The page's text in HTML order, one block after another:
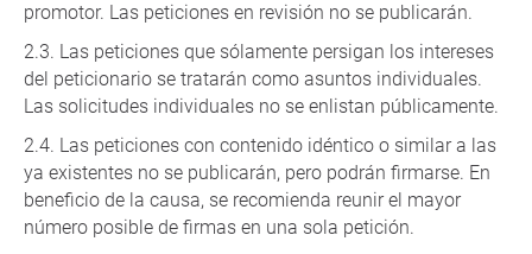
promotor. Las peticiones en revisión no se publicarán.
Las peticiones que sólamente persigan los intereses
del peticionario se tratarán como asuntos individuales.
Las solicitudes individuales no se enlistan públicamente.
Las peticiones con contenido idéntico o similar a las
ya existentes no se publicarán, pero podrán firmarse. En
beneficio de la causa, se recomienda reunir el mayor
número posible de firmas en una sola petición.